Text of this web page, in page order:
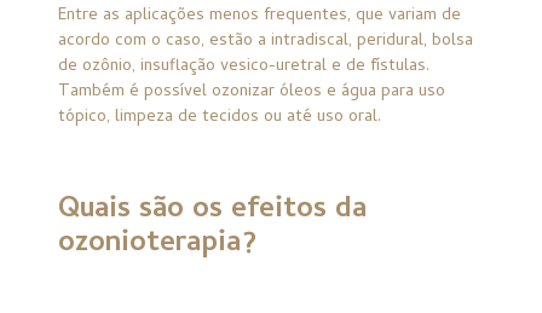
Entre as aplicações menos frequentes, que variam de
acordo com o caso, estão a intradiscal, peridural, bolsa
de ozônio, insuflação vesico-uretral e de fístulas.
Também é possível ozonizar óleos e água para uso
tópico, limpeza de tecidos ou até uso oral.
Quais são os efeitos da
ozonioterapia?